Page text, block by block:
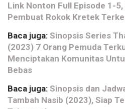
Link Nonton Full Episode 1-
Pembuat Rokok Kretek
Baca juga: Sinopsis Series
(2023) 7 Orang Pemuda
Menciptakan Komunitas
Bebas
Baca juga: Sinopsis dan
Tambah Nasib (2023), Siap